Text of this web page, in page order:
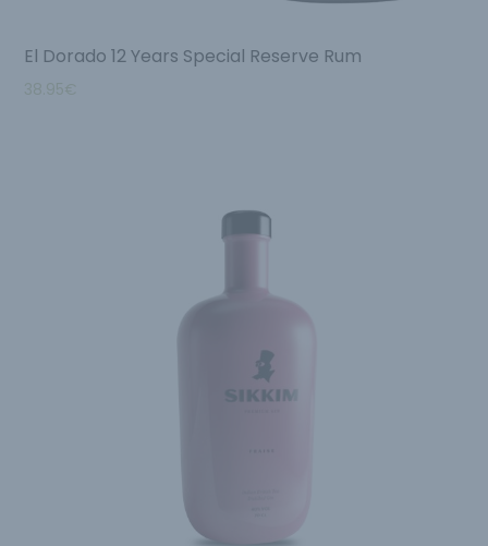
El Dorado 12 Years Special Reserve Rum
38.95€